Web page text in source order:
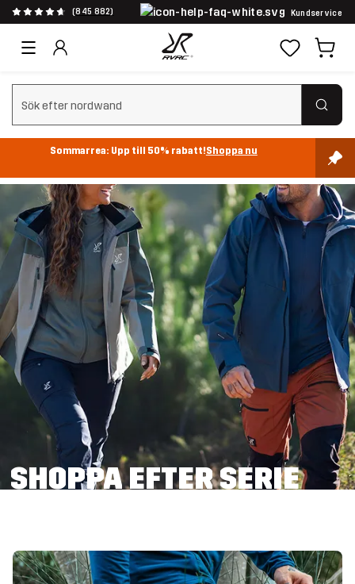
(845 882) Kundservice
Rensa sök
Sommarrea: Upp till 50% rabatt!Shoppa nu
SHOPPA EFTER SERIE